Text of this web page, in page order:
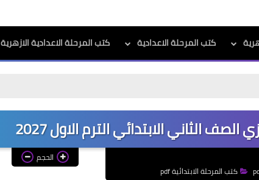
كتب المرحلة الاعدادية كتب المرحلة الاعدادية الازهرية
الثاني الابتدائي الترم الاول 2027
كتب المرحلة الابتدائية pdf
الحجم